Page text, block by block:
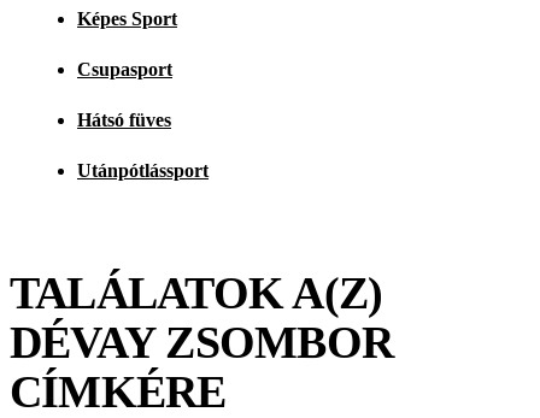
Képes Sport
Csupasport
Hátsó füves
Utánpótlássport
TALÁLATOK A(Z)
DÉVAY ZSOMBOR
CÍMKÉRE